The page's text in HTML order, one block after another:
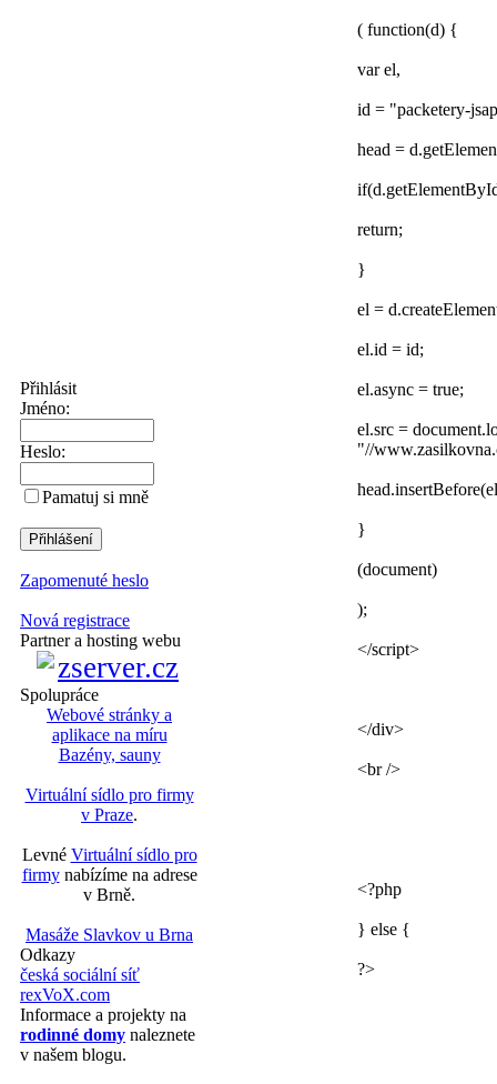
Přihlásit
Jméno:
Heslo:
Pamatuj si mně
Zapomenuté heslo
Nová registrace
Partner a hosting webu
Spolupráce
Webové stránky a
aplikace na míru
Bazény, sauny
Virtuální sídlo pro firmy
v Praze.
Levné Virtuální sídlo pro
firmynabízíme na adrese
v Brně.
Masáže Slavkov u Brna
Odkazy
česká sociální síť
rexVoX.com
Informace a projekty na
rodinné domy naleznete
v našem blogu.
( function(d) {
var el,
id = "packetery-
head =
return;
}
el =
el.id = id;
el.async = true;
el.src =
"//
}
(document)
);
</script>
</div>
<br />
<?php
} else {
?>